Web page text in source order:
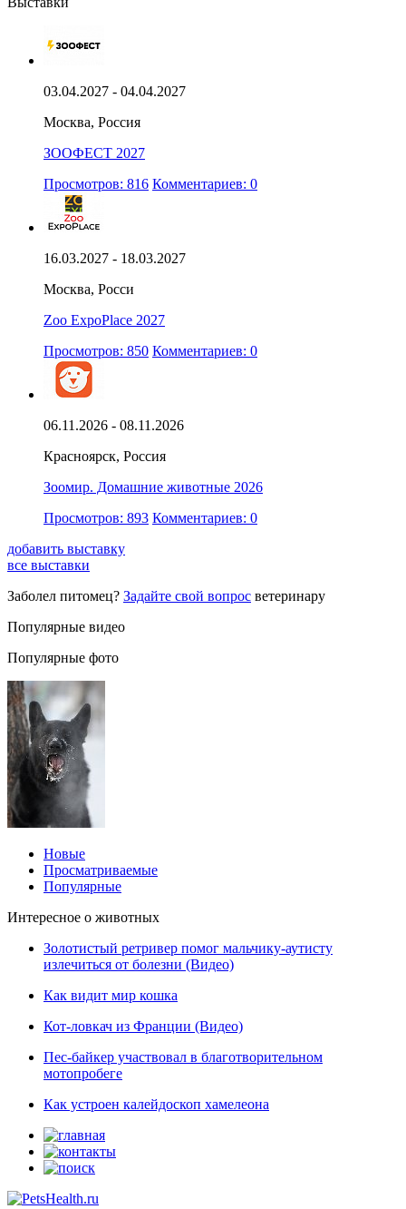
03.04.2027 - 04.04.2027
Москва, Россия
ЗООФЕСТ 2027
Просмотров: 816 Комментариев: 0
16.03.2027 - 18.03.2027
Москва, Росси
Zoo ExpoPlace 2027
Просмотров: 850 Комментариев: 0
06.11.2026 - 08.11.2026
Красноярск, Россия
Зоомир. Домашние животные 2026
Просмотров: 893 Комментариев: 0
добавить выставку
все выставки
Заболел питомец? Задайте свой вопрос ветеринару
Популярные видео
Популярные фото
Новые
Просматриваемые
Популярные
Интересное о животных
Золотистый ретривер помог мальчику-аутисту
излечиться от болезни (Видео)
Как видит мир кошка
Кот-ловкач из Франции (Видео)
Пес-байкер участвовал в благотворительном
мотопробеге
Как устроен калейдоскоп хамелеона